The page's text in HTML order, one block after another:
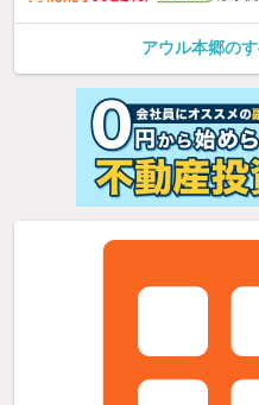
アウル本郷の